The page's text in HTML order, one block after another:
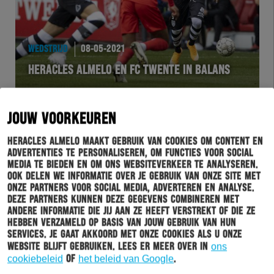
JOUW VOORKEUREN
Heracles Almelo maakt gebruik van cookies om content en
advertenties te personaliseren, om functies voor social
media te bieden en om ons websiteverkeer te analyseren.
Ook delen we informatie over je gebruik van onze site met
onze partners voor social media, adverteren en analyse.
Deze partners kunnen deze gegevens combineren met
andere informatie die jij aan ze heeft verstrekt of die ze
hebben verzameld op basis van jouw gebruik van hun
services. Je gaat akkoord met onze cookies als u onze
website blijft gebruiken. Lees er meer over in ons
cookiebeleid of het beleid van Google.
WEDSTRIJD 08-05-2021
HERACLES ALMELO EN FC TWENTE IN BALANS
HERACLES 07-05-2021
MIJLPAAL: 1903E SEIZOENKAART VOOR JEROEN
TER WAL